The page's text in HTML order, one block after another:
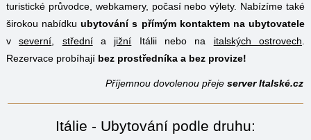
turistické průvodce, webkamery, počasí nebo výlety. Nabízíme také
širokou nabídkuubytování s přímým kontaktem na ubytovatele
vseverní střednía jižní Itálii nebo na italských ostrovech
Rezervace probíhají bez prostředníka a bez provize!
Příjemnou dovolenou přeje server Italské.cz
Itálie - Ubytování podle druhu: